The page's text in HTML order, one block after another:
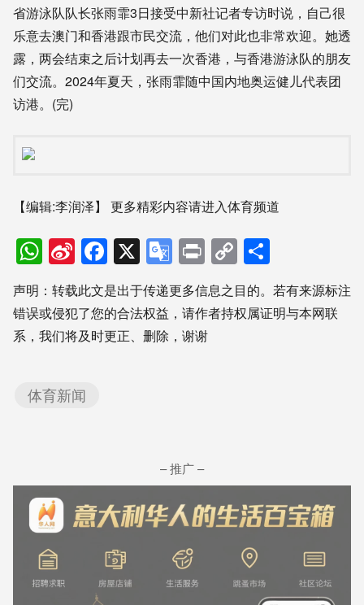
省游泳队队长张雨霏3日接受中新社记者专访时说，自己很
乐意去澳门和香港跟市民交流，他们对此也非常欢迎。她透
露，两会结束之后计划再去一次香港，与香港游泳队的朋友
们交流。2024年夏天，张雨霏随中国内地奥运健儿代表团
访港。(完)
【编辑:李润泽】 更多精彩内容请进入体育频道
WhatsApp
Sina
Weibo
Facebook
X Google
Translate
PrintCopy
Link享
声明：转载此文是出于传递更多信息之目的。若有来源标注
错误或侵犯了您的合法权益，请作者持权属证明与本网联
系，我们将及时更正、删除，谢谢
体育新闻
– 推广 –